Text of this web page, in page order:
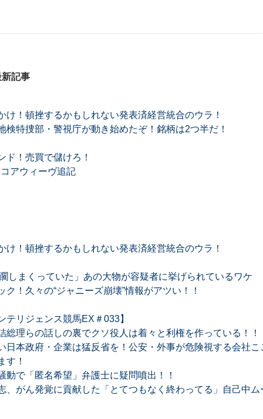
新記事
け！頓挫するかもしれない発表済経営統合のウラ！
検特捜部・警視庁が動き始めたぞ！銘柄は2つ半だ！
ド！売買で儲けろ！
アウィーヴ追記
け！頓挫するかもしれない発表済経営統合のウラ！
しまくっていた」あの大物が容疑者に挙げられているワケ
！久々の“ジャニーズ崩壊”情報がアツい！！
テリジェンス競馬EX＃033】
総理らの話しの裏でクソ役人は着々と利権を作っている！！
日本政府・企業は猛反省を！公安・外事が危険視する会社
す！
動で「匿名希望」弁護士に疑問噴出！！
、がん発覚に貢献した「とてつもなく終わってる」自己中ム